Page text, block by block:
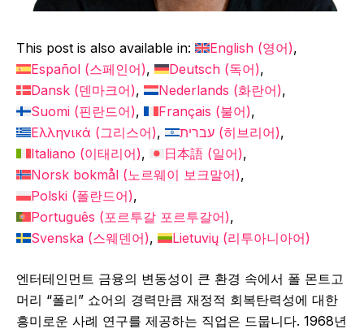
This post is also available in: English (영어)
Español (스페인어) Deutsch (독어)
Dansk (덴마크어) Nederlands (화란어)
Suomi (핀란드어) Français (불어)
Ελληνικά (그리스어) עברית (히브리어)
Italiano (이태리어) 日本語 (일어)
Norsk bokmål (노르웨이 보크말어)
Polski (폴란드어)
Português (포르투갈 포르투갈어)
Svenska (스웨덴어) Lietuvių (리투아니아어)
엔터테인먼트 금융의 변동성이 큰 환경 속에서 폴 몬트고
머리 “폴리” 쇼어의 경력만큼 재정적 회복탄력성에 대한
흥미로운 사례 연구를 제공하는 직업은 드뭅니다. 1968년